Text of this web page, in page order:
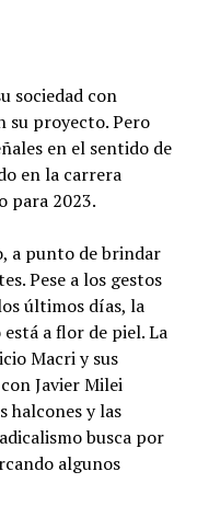
sociedad con
su proyecto. Pero
en el sentido de
en la carrera
para 2023.
a punto de brindar
Pese a los gestos
últimos días, la
a flor de piel. La
Macri y sus
Javier Milei
halcones y las
busca por
algunos